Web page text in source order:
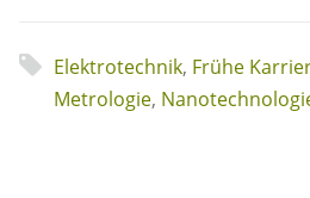
Elektrotechnik, Frühe
Metrologie,